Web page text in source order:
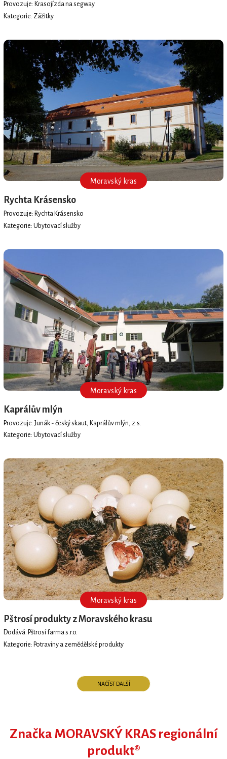
Provozuje: Krasojízda na segway
Kategorie: Zážitky
Moravský kras
Rychta Krásensko
Provozuje: Rychta Krásensko
Kategorie: Ubytovací služby
Moravský kras
Kaprálův mlýn
Provozuje: Junák - český skaut, Kaprálův mlýn, z.s.
Kategorie: Ubytovací služby
Moravský kras
Pštrosí produkty z Moravského krasu
Dodává: Pštrosí farma s.r.o.
Kategorie: Potraviny a zemědělské produkty
NAČÍST DALŠÍ
Značka MORAVSKÝ KRAS regionální
produkt®